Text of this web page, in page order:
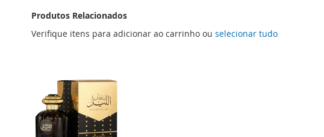
Produtos Relacionados
Verifique itens para adicionar ao carrinho ou selecionar tudo